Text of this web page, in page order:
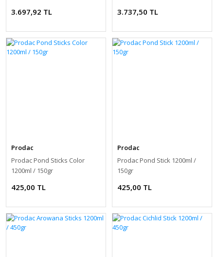
3.697,92 TL 3.737,50 TL
Prodac
Prodac Pond Sticks Color
1200ml / 150gr
425,00 TL
Prodac
Prodac Pond Stick 1200ml /
150gr
425,00 TL